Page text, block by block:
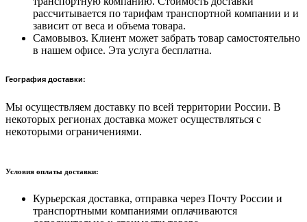
рассчитывается по тарифам транспортной компании и и
зависит от веса и объема товара.
Самовывоз. Клиент может забрать товар самостоятельно
в нашем офисе. Эта услуга бесплатна.
География доставки:
Мы осуществляем доставку по всей территории России. В
некоторых регионах доставка может осуществляться с
некоторыми ограничениями.
Условия оплаты доставки:
Курьерская доставка, отправка через Почту России и
транспортными компаниями оплачиваются